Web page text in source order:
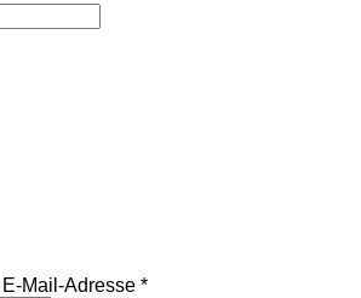
Mail-Adresse *Erforderlich